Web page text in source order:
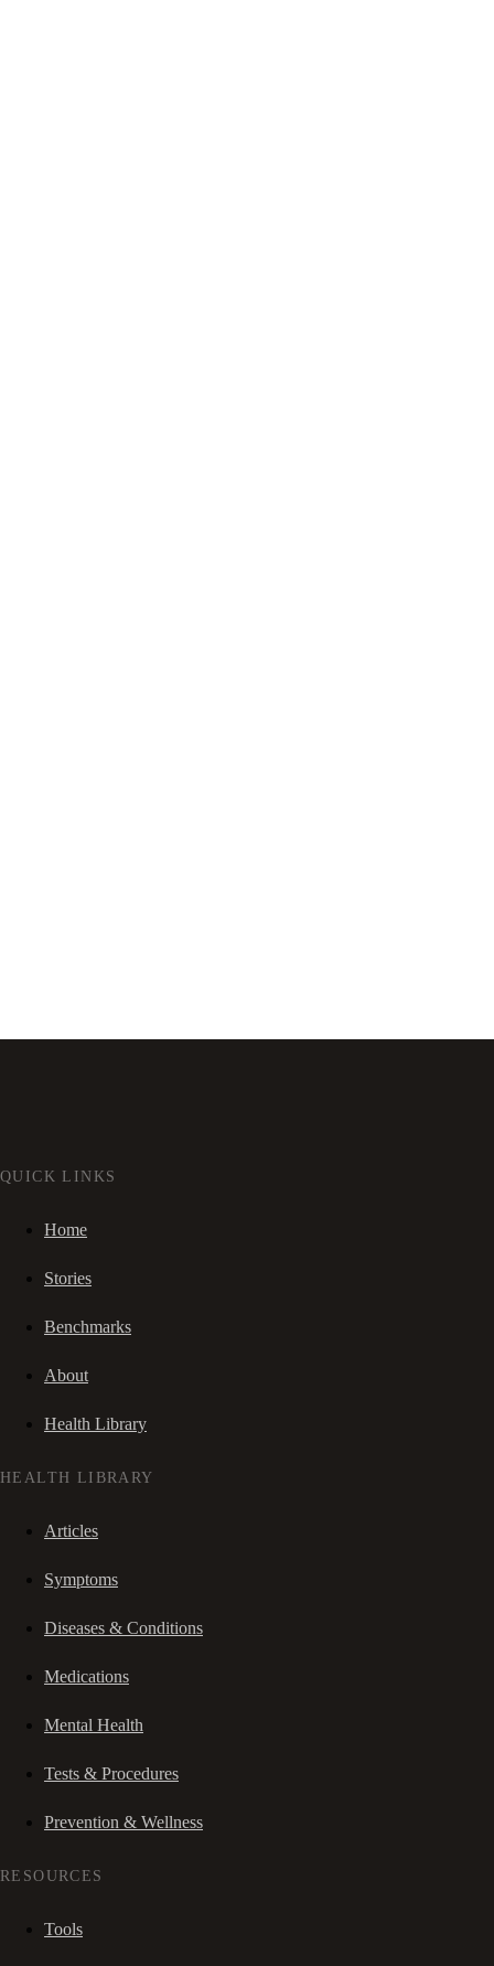
QUICK LINKS
Home
Stories
Benchmarks
About
Health Library
HEALTH LIBRARY
Articles
Symptoms
Diseases & Conditions
Medications
Mental Health
Tests & Procedures
Prevention & Wellness
RESOURCES
Tools